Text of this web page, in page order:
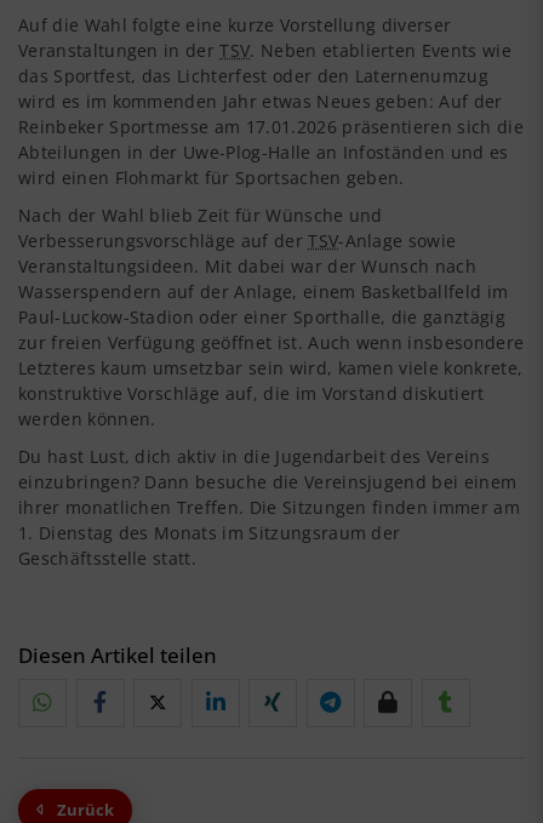
Auf die Wahl folgte eine kurze Vorstellung diverser
Veranstaltungen in derTSV. Neben etablierten Events wie
das Sportfest, das Lichterfest oder den Laternenumzug
wird es im kommenden Jahr etwas Neues geben: Auf der
Reinbeker Sportmesse am 17.01.2026 präsentieren sich die
Abteilungen in der Uwe-Plog-Halle an Infoständen und es
wird einen Flohmarkt für Sportsachen geben.
Nach der Wahl blieb Zeit für Wünsche und
Verbesserungsvorschläge auf derTSV-Anlage sowie
Veranstaltungsideen. Mit dabei war der Wunsch nach
Wasserspendern auf der Anlage, einem Basketballfeld im
Paul-Luckow-Stadion oder einer Sporthalle, die ganztägig
zur freien Verfügung geöffnet ist. Auch wenn insbesondere
Letzteres kaum umsetzbar sein wird, kamen viele konkrete,
konstruktive Vorschläge auf, die im Vorstand diskutiert
werden können.
Du hast Lust, dich aktiv in die Jugendarbeit des Vereins
einzubringen? Dann besuche die Vereinsjugend bei einem
ihrer monatlichen Treffen. Die Sitzungen finden immer am
1. Dienstag des Monats im Sitzungsraum der
Geschäftsstelle statt.
Diesen Artikel teilen
Zurück